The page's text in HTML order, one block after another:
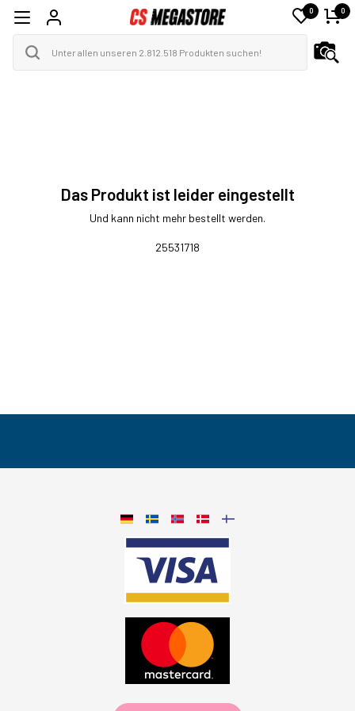
0 0
Das Produkt ist leider eingestellt
Und kann nicht mehr bestellt werden.
25531718